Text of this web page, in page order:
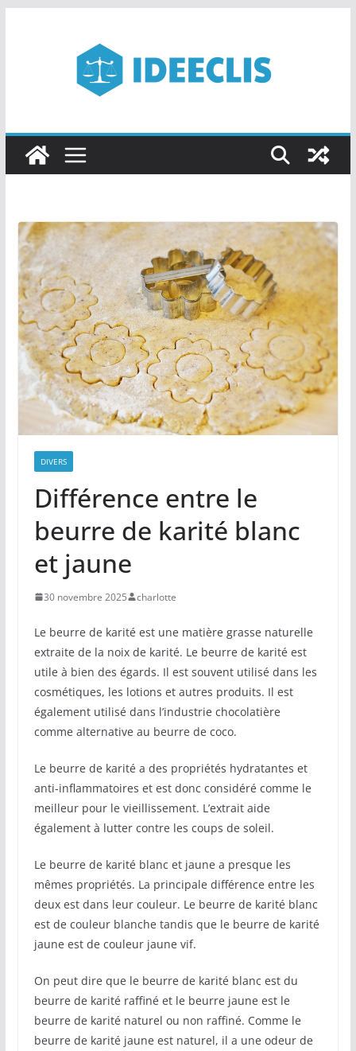
DIVERS
Différence entre le
beurre de karité blanc
et jaune
30 novembre 2025 charlotte
Le beurre de karité est une matière grasse naturelle
extraite de la noix de karité. Le beurre de karité est
utile à bien des égards. Il est souvent utilisé dans les
cosmétiques, les lotions et autres produits. Il est
également utilisé dans l’industrie chocolatière
comme alternative au beurre de coco.
Le beurre de karité a des propriétés hydratantes et
anti-inflammatoires et est donc considéré comme le
meilleur pour le vieillissement. L’extrait aide
également à lutter contre les coups de soleil.
Le beurre de karité blanc et jaune a presque les
mêmes propriétés. La principale différence entre les
deux est dans leur couleur. Le beurre de karité blanc
est de couleur blanche tandis que le beurre de karité
jaune est de couleur jaune vif.
On peut dire que le beurre de karité blanc est du
beurre de karité raffiné et le beurre jaune est le
beurre de karité naturel ou non raffiné. Comme le
beurre de karité jaune est naturel, il a une odeur de